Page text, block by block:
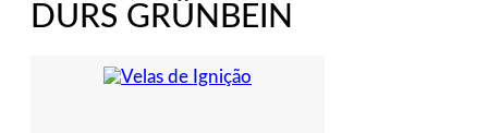
DURS GRÜNBEIN